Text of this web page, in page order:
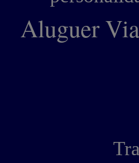
Aluguer